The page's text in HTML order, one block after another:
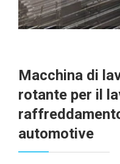
Macchina di
rotante per il
automotive